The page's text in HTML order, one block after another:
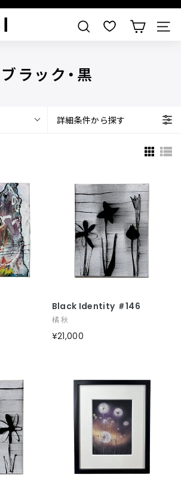
すべての作品を見る
検索
ブラック・黒
詳細条件から探す
Black Identity ＃146
橘 秋
¥21,000